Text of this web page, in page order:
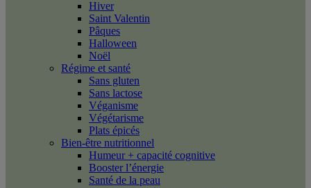
Hiver
Saint Valentin
Pâques
Halloween
Noël
Régime et santé
Sans gluten
Sans lactose
Véganisme
Végétarisme
Plats épicés
Bien-être nutritionnel
Humeur + capacité cognitive
Booster l’énergie
Santé de la peau